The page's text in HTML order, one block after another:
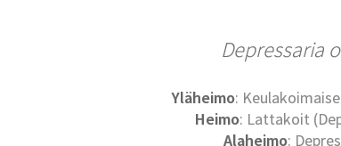
Depressaria
Yläheimo:
Heimo: Lattakoit
Alaheimo: